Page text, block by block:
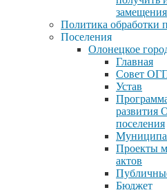
Политика обработки
Поселения
Олонецкое
Главная
Совет
Устав
развития
поселения
Проекты
актов
Бюджет